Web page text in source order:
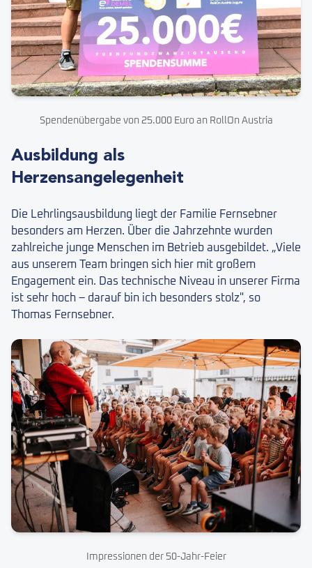
Spendenübergabe von 25.000 Euro an RollOn Austria
Ausbildung als
Herzensangelegenheit
Die Lehrlingsausbildung liegt der Familie Fernsebner
besonders am Herzen. Über die Jahrzehnte wurden
zahlreiche junge Menschen im Betrieb ausgebildet. „Viele
aus unserem Team bringen sich hier mit großem
Engagement ein. Das technische Niveau in unserer Firma
ist sehr hoch – darauf bin ich besonders stolz", so
Thomas Fernsebner.
Impressionen der 50-Jahr-Feier